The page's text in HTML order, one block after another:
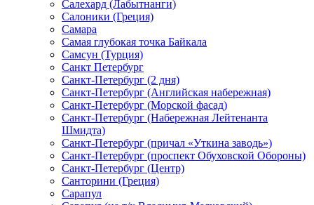
Салехард (Лабытнанги)
Салоники (Греция)
Самара
Самая глубокая точка Байкала
Самсун (Турция)
Санкт Петербург
Санкт-Петербург (2 дня)
Санкт-Петербург (Английская набережная)
Санкт-Петербург (Морской фасад)
Санкт-Петербург (Набережная Лейтенанта
Шмидта)
Санкт-Петербург (причал «Уткина заводь»)
Санкт-Петербург (проспект Обуховской Обороны)
Санкт-Петербург (Центр)
Санторини (Греция)
Сарапул